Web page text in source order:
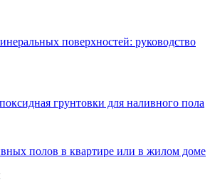
поверхностей: руководство
грунтовки для наливного пола
полов в квартире или в жилом доме